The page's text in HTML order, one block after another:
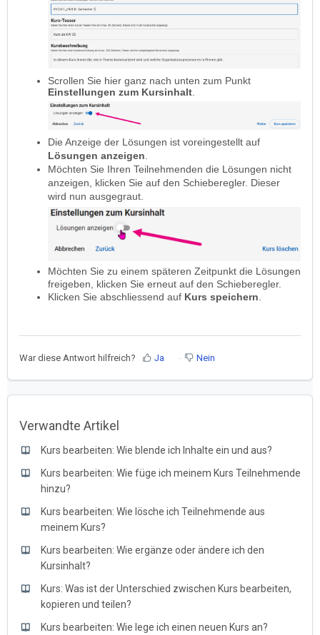
Scrollen Sie hier ganz nach unten zum Punkt
Einstellungen zum Kursinhalt
Die Anzeige der Lösungen ist voreingestellt auf
Lösungen anzeigen
Möchten Sie Ihren Teilnehmenden die Lösungen nicht
anzeigen, klicken Sie auf den Schieberegler. Dieser
wird nun ausgegraut.
Möchten Sie zu einem späteren Zeitpunkt die Lösungen
freigeben, klicken Sie erneut auf den Schieberegler.
Klicken Sie abschliessend auf Kurs speichern
War diese Antwort hilfreich? Ja Nein
Verwandte Artikel
Kurs bearbeiten: Wie blende ich Inhalte ein und aus?
Kurs bearbeiten: Wie füge ich meinem Kurs Teilnehmende
hinzu?
Kurs bearbeiten: Wie lösche ich Teilnehmende aus
meinem Kurs?
Kurs bearbeiten: Wie ergänze oder ändere ich den
Kursinhalt?
Kurs: Was ist der Unterschied zwischen Kurs bearbeiten,
kopieren und teilen?
Kurs bearbeiten: Wie lege ich einen neuen Kurs an?